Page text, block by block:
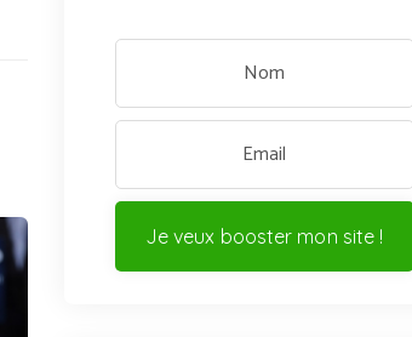
Je veux booster mon site !